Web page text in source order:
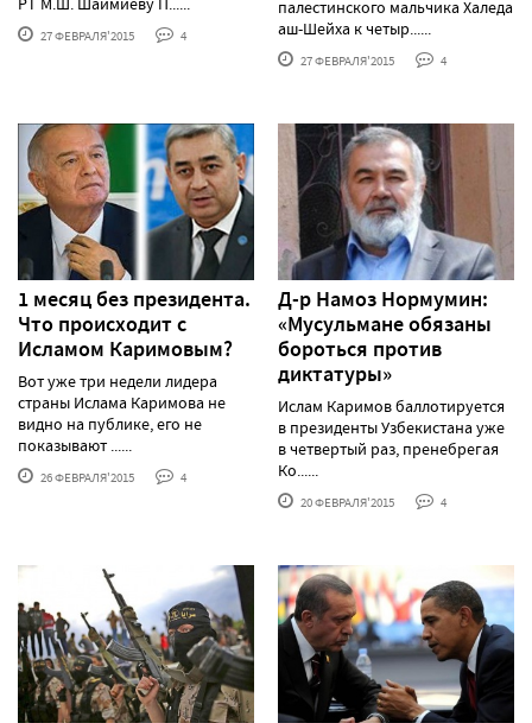
27 ФЕВРАЛЯ'2015 4
палестинского мальчика Халеда
аш-Шейха к четыр......
27 ФЕВРАЛЯ'2015 4
1 месяц без президента.
Что происходит с
Исламом Каримовым?
Вот уже три недели лидера
страны Ислама Каримова не
видно на публике, его не
показывают ......
26 ФЕВРАЛЯ'2015 4
Д-р Намоз Нормумин:
«Мусульмане обязаны
бороться против
диктатуры»
Ислам Каримов баллотируется
в президенты Узбекистана уже
в четвертый раз, пренебрегая
Ко......
20 ФЕВРАЛЯ'2015 4